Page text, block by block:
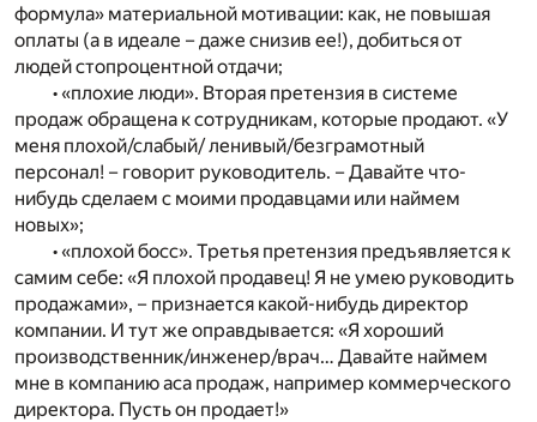
формула» материальной мотивации: как, не повышая
оплаты (а в идеале – даже снизив ее!), добиться от
людей стопроцентной отдачи;
• «плохие люди». Вторая претензия в системе
продаж обращена к сотрудникам, которые продают. «У
меня плохой/слабый/ ленивый/безграмотный
персонал! – говорит руководитель. – Давайте что-
нибудь сделаем с моими продавцами или наймем
новых»;
• «плохой босс». Третья претензия предъявляется к
самим себе: «Я плохой продавец! Я не умею руководить
продажами», – признается какой-нибудь директор
компании. И тут же оправдывается: «Я хороший
производственник/инженер/врач… Давайте наймем
мне в компанию аса продаж, например коммерческого
директора. Пусть он продает!»